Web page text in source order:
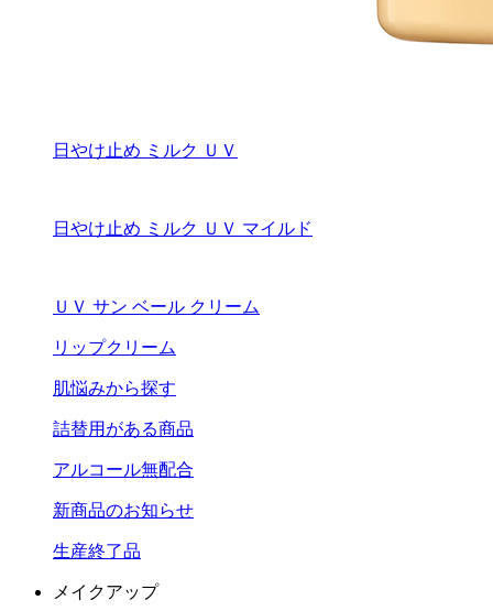
日やけ止め ミルク ＵＶ
日やけ止め ミルク ＵＶ マイルド
ＵＶ サン ベール クリーム
リップクリーム
肌悩みから探す
詰替用がある商品
アルコール無配合
新商品のお知らせ
生産終了品
メイクアップ